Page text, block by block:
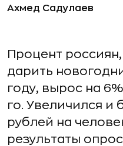
Ахмед Садулаев
Процент
дарить
году, вырос на
го. Увеличился
рублей на
результаты